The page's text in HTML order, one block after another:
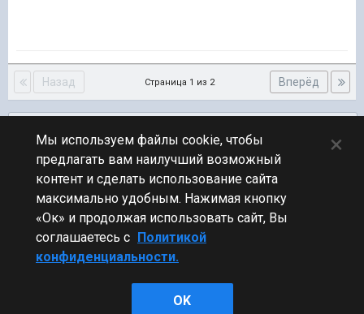
Назад Вперёд
Страница 1 из 2
ПЕРЕЙТИ К СПИСКУ ТЕМ
Флудилка
Стиль
Мы используем файлы cookie, чтобы
предлагать вам наилучший возможный
контент и сделать использование сайта
максимально удобным. Нажимая кнопку
«Ок» и продолжая использовать сайт, Вы
соглашаетесь с Политикой
конфиденциальности.
OK
×